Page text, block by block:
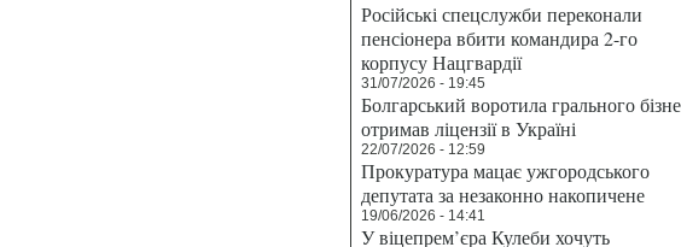
Російські спецслужби переконали
пенсіонера вбити командира 2-го
корпусу Нацгвардії
31/07/2026 - 19:45
Болгарський воротила грального
отримав ліцензії в Україні
22/07/2026 - 12:59
Прокуратура мацає ужгородського
депутата за незаконно накопичене
19/06/2026 - 14:41
У віцепрем’єра Кулеби хочуть